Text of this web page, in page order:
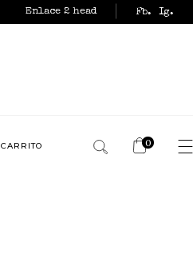
Enlace 2 head Fb. Ig.
CARRITO 0